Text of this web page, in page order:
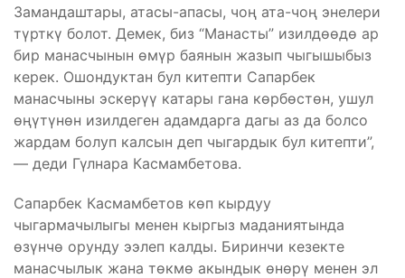
Замандаштары, атасы-апасы, чоң ата-чоң энелери
түрткү болот. Демек, биз “Манасты” изилдөөдө ар
бир манасчынын өмүр баянын жазып чыгышыбыз
керек. Ошондуктан бул китепти Сапарбек
манасчыны эскерүү катары гана көрбөстөн, ушул
өңүтүнөн изилдеген адамдарга дагы аз да болсо
жардам болуп калсын деп чыгардык бул китепти”,
— деди Гүлнара Касмамбетова.
Сапарбек Касмамбетов көп кырдуу
чыгармачылыгы менен кыргыз маданиятында
өзүнчө орунду ээлеп калды. Биринчи кезекте
манасчылык жана төкмө акындык өнөрү менен эл